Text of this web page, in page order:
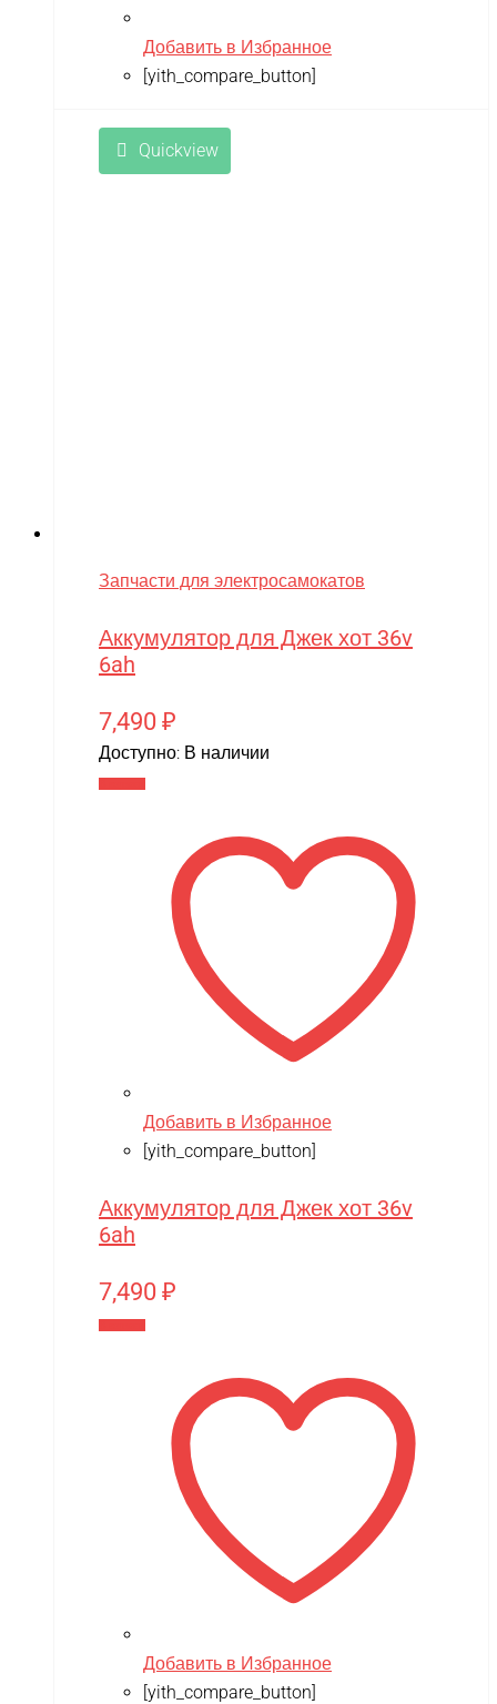
Добавить в Избранное
[yith_compare_button]
Quickview
Запчасти для электросамокатов
Аккумулятор для Джек хот 36v
6ah
7,490 ₽
Доступно: В наличии
Добавить в Избранное
[yith_compare_button]
Аккумулятор для Джек хот 36v
6ah
7,490 ₽
Добавить в Избранное
[yith_compare_button]